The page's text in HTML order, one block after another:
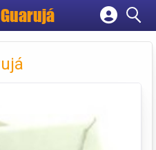
Guarujá
empresa
conta